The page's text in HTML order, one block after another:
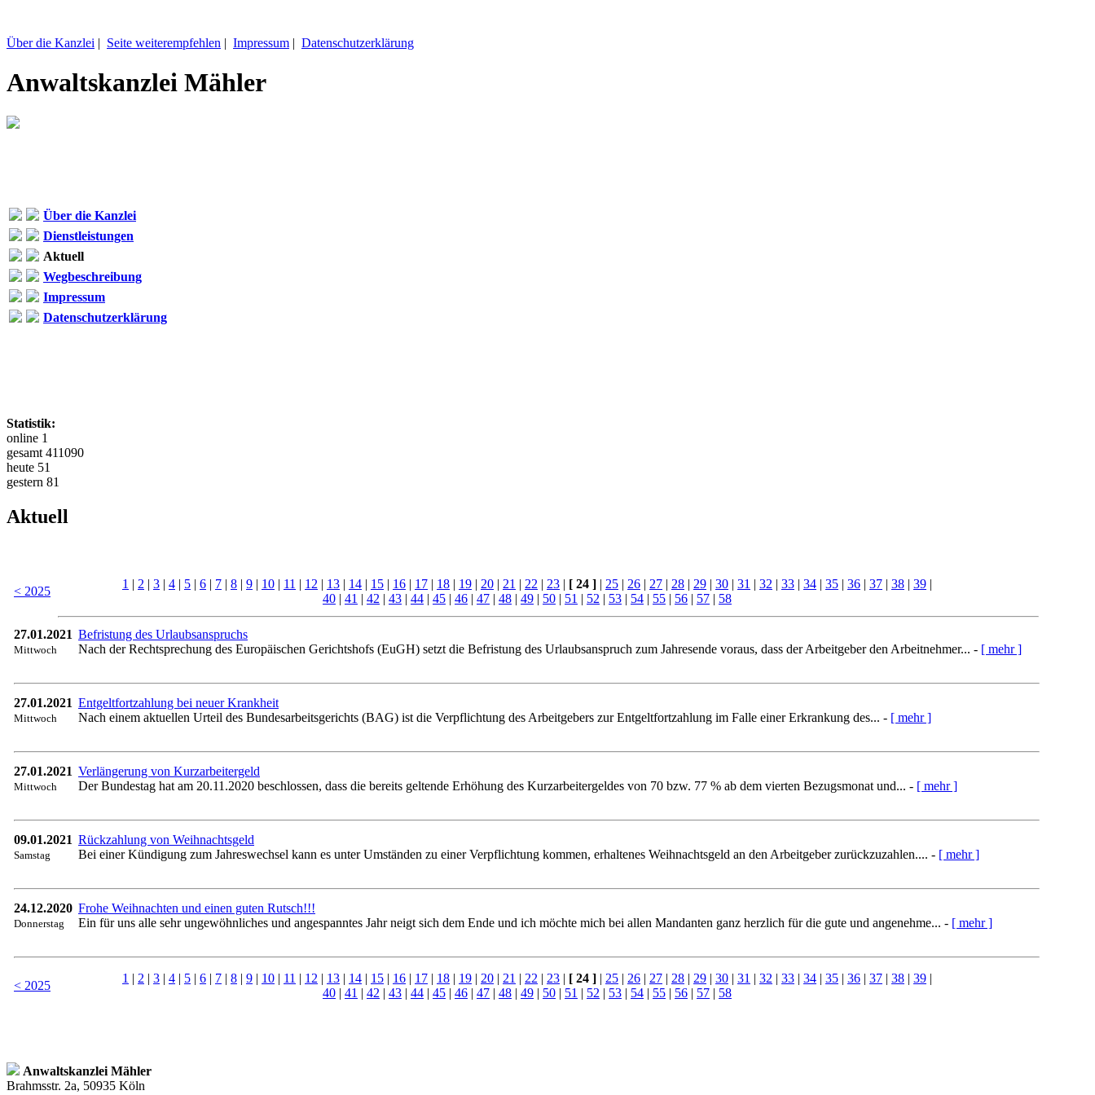
Über die Kanzlei | Seite weiterempfehlen | Impressum | Datenschutzerklärung
Anwaltskanzlei Mähler
Über die Kanzlei
Dienstleistungen
Aktuell
Wegbeschreibung
Impressum
Datenschutzerklärung
Statistik:
online 1
gesamt 411090
heute 51
gestern 81
Aktuell
< 2025
1 | 2 | 3 | 4 | 5 | 6 | 7 | 8 | 9 | 10 | 11 | 12 | 13 | 14 | 15 | 16 | 17 | 18 | 19 | 20 | 21 | 22 | 23 | [ 24 ] | 25 | 26 | 27 | 28 | 29 | 30 | 31 | 32 | 33 | 34 | 35 | 36 | 37 | 38 | 39 |
40 | 41 | 42 | 43 | 44 | 45 | 46 | 47 | 48 | 49 | 50 | 51 | 52 | 53 | 54 | 55 | 56 | 57 | 58
27.01.2021
Mittwoch
Befristung des Urlaubsanspruchs
Nach der Rechtsprechung des Europäischen Gerichtshofs (EuGH) setzt die Befristung des Urlaubsanspruch zum Jahresende voraus, dass der Arbeitgeber den Arbeitnehmer... - [ mehr ]
27.01.2021
Mittwoch
Entgeltfortzahlung bei neuer Krankheit
Nach einem aktuellen Urteil des Bundesarbeitsgerichts (BAG) ist die Verpflichtung des Arbeitgebers zur Entgeltfortzahlung im Falle einer Erkrankung des... - [ mehr ]
27.01.2021
Mittwoch
Verlängerung von Kurzarbeitergeld
Der Bundestag hat am 20.11.2020 beschlossen, dass die bereits geltende Erhöhung des Kurzarbeitergeldes von 70 bzw. 77 % ab dem vierten Bezugsmonat und... - [ mehr ]
09.01.2021
Samstag
Rückzahlung von Weihnachtsgeld
Bei einer Kündigung zum Jahreswechsel kann es unter Umständen zu einer Verpflichtung kommen, erhaltenes Weihnachtsgeld an den Arbeitgeber zurückzuzahlen.... - [ mehr ]
24.12.2020
Donnerstag
Frohe Weihnachten und einen guten Rutsch!!!
Ein für uns alle sehr ungewöhnliches und angespanntes Jahr neigt sich dem Ende und ich möchte mich bei allen Mandanten ganz herzlich für die gute und angenehme... - [ mehr ]
< 2025
1 | 2 | 3 | 4 | 5 | 6 | 7 | 8 | 9 | 10 | 11 | 12 | 13 | 14 | 15 | 16 | 17 | 18 | 19 | 20 | 21 | 22 | 23 | [ 24 ] | 25 | 26 | 27 | 28 | 29 | 30 | 31 | 32 | 33 | 34 | 35 | 36 | 37 | 38 | 39 |
40 | 41 | 42 | 43 | 44 | 45 | 46 | 47 | 48 | 49 | 50 | 51 | 52 | 53 | 54 | 55 | 56 | 57 | 58
Anwaltskanzlei Mähler
Brahmsstr. 2a, 50935 Köln